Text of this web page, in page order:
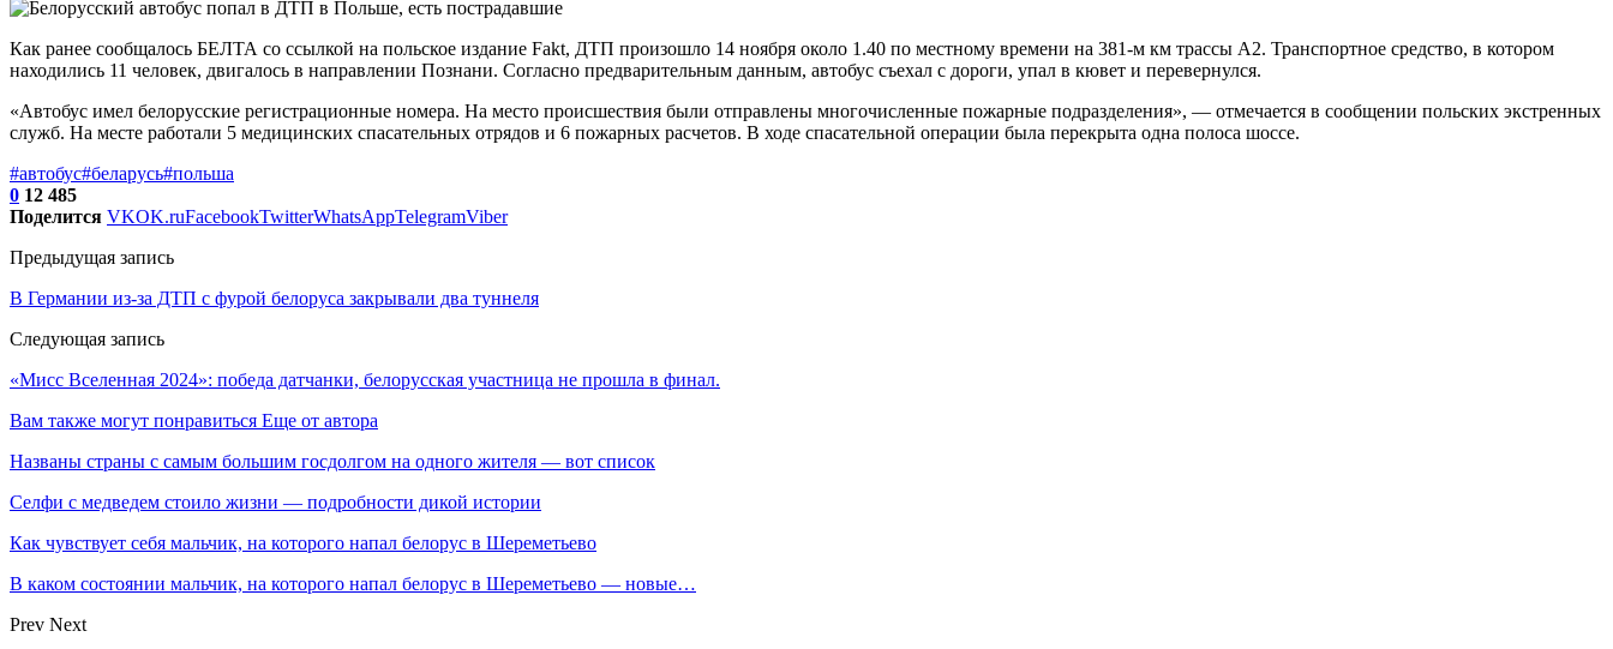
Как ранее сообщалось БЕЛТА со ссылкой на польское издание Fakt, ДТП произошло 14 ноября около 1.40 по местному времени на 381-м км трассы А2. Транспортное средство, в котором
находились 11 человек, двигалось в направлении Познани. Согласно предварительным данным, автобус съехал с дороги, упал в кювет и перевернулся.
«Автобус имел белорусские регистрационные номера. На место происшествия были отправлены многочисленные пожарные подразделения», — отмечается в сообщении польских экстренных
служб. На месте работали 5 медицинских спасательных отрядов и 6 пожарных расчетов. В ходе спасательной операции была перекрыта одна полоса шоссе.
#автобус#беларусь#польша
0 12 485
Поделится VKOK.ruFacebookTwitterWhatsAppTelegramViber
Предыдущая запись
В Германии из-за ДТП с фурой белоруса закрывали два туннеля
Следующая запись
«Мисс Вселенная 2024»: победа датчанки, белорусская участница не прошла в финал.
Вам также могут понравиться Еще от автора
Названы страны с самым большим госдолгом на одного жителя — вот список
Селфи с медведем стоило жизни — подробности дикой истории
Как чувствует себя мальчик, на которого напал белорус в Шереметьево
В каком состоянии мальчик, на которого напал белорус в Шереметьево — новые…
Prev Next